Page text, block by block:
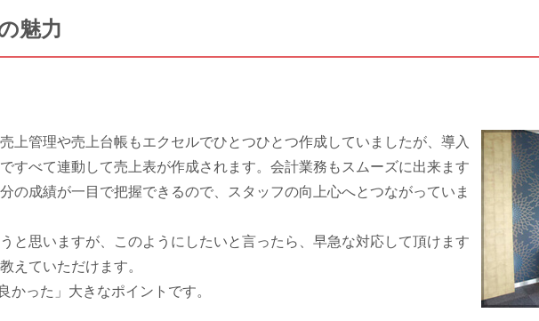
魅力
上管理や売上台帳もエクセルでひとつひとつ作成していましたが、導入
すべて連動して売上表が作成されます。会計業務もスムーズに出来ます
の成績が一目で把握できるので、スタッフの向上心へとつながっていま
と思いますが、このようにしたいと言ったら、早急な対応して頂けます
えていただけます。
かった」大きなポイントです。